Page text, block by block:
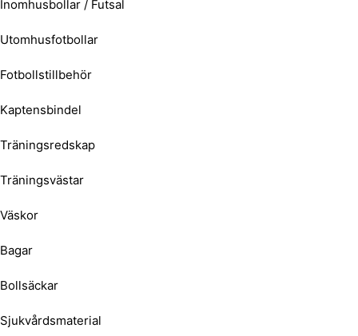
Inomhusbollar / Futsal
Utomhusfotbollar
Fotbollstillbehör
Kaptensbindel
Träningsredskap
Träningsvästar
Väskor
Bagar
Bollsäckar
Sjukvårdsmaterial